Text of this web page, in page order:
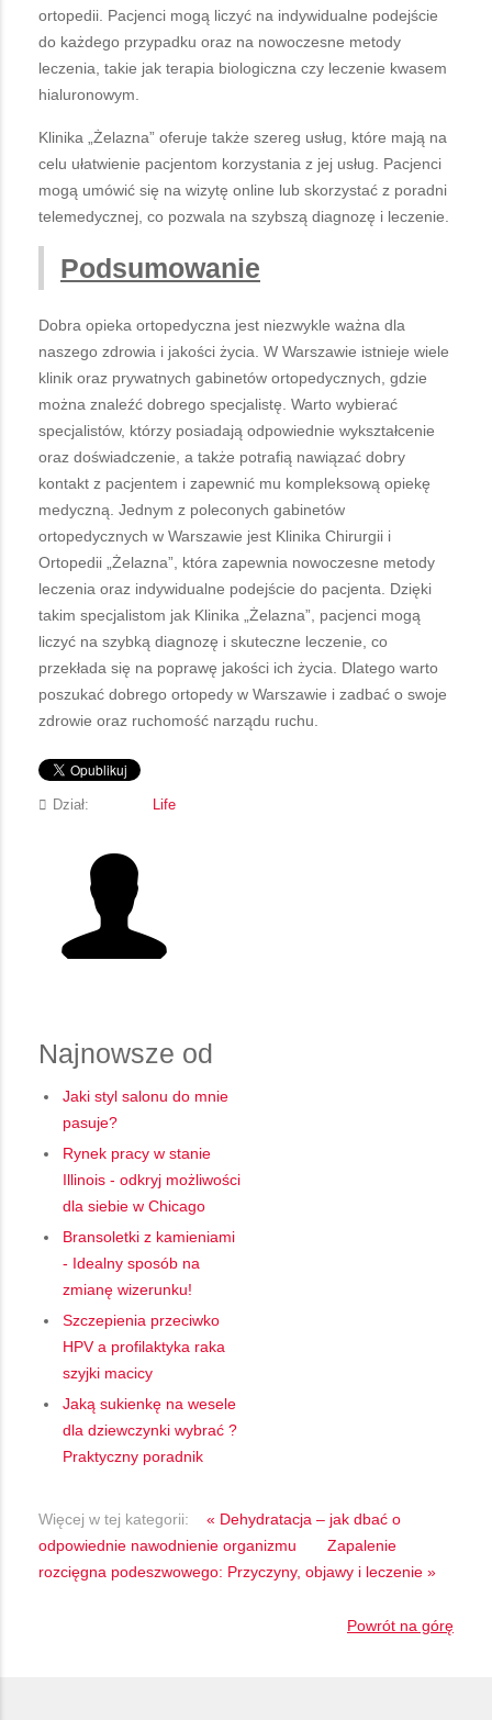
ortopedii. Pacjenci mogą liczyć na indywidualne podejście
do każdego przypadku oraz na nowoczesne metody
leczenia, takie jak terapia biologiczna czy leczenie kwasem
hialuronowym.
Klinika „Żelazna” oferuje także szereg usług, które mają na
celu ułatwienie pacjentom korzystania z jej usług. Pacjenci
mogą umówić się na wizytę online lub skorzystać z poradni
telemedycznej, co pozwala na szybszą diagnozę i leczenie.
Podsumowanie
Dobra opieka ortopedyczna jest niezwykle ważna dla
naszego zdrowia i jakości życia. W Warszawie istnieje wiele
klinik oraz prywatnych gabinetów ortopedycznych, gdzie
można znaleźć dobrego specjalistę. Warto wybierać
specjalistów, którzy posiadają odpowiednie wykształcenie
oraz doświadczenie, a także potrafią nawiązać dobry
kontakt z pacjentem i zapewnić mu kompleksową opiekę
medyczną. Jednym z poleconych gabinetów
ortopedycznych w Warszawie jest Klinika Chirurgii i
Ortopedii „Żelazna”, która zapewnia nowoczesne metody
leczenia oraz indywidualne podejście do pacjenta. Dzięki
takim specjalistom jak Klinika „Żelazna”, pacjenci mogą
liczyć na szybką diagnozę i skuteczne leczenie, co
przekłada się na poprawę jakości ich życia. Dlatego warto
poszukać dobrego ortopedy w Warszawie i zadbać o swoje
zdrowie oraz ruchomość narządu ruchu.
Dział: Life
Najnowsze od
Jaki styl salonu do mnie
pasuje?
Rynek pracy w stanie
Illinois - odkryj możliwości
dla siebie w Chicago
Bransoletki z kamieniami
- Idealny sposób na
zmianę wizerunku!
Szczepienia przeciwko
HPV a profilaktyka raka
szyjki macicy
Jaką sukienkę na wesele
dla dziewczynki wybrać ?
Praktyczny poradnik
Więcej w tej kategorii:
« Dehydratacja – jak dbać o
odpowiednie nawodnienie organizmu
Zapalenie
rozcięgna podeszwowego: Przyczyny, objawy i leczenie »
Powrót na górę